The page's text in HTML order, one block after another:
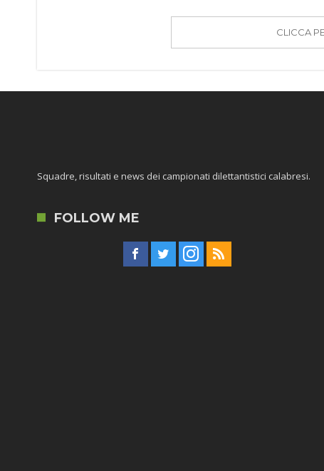
CLICCA
Squadre, risultati e news dei campionati dilettantistici calabresi.
FOLLOW ME